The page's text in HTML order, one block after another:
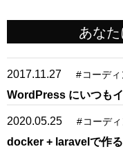
あな
2017.11.27 #コーディ
WordPress にいつも
2020.05.25 #コーディ
docker + laravelで作